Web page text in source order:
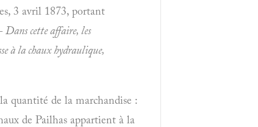
3 avril 1873, portant
cette affaire, les
à la chauxhydraulique,
quantité de la marchandise :
de Pailhas appartient à la